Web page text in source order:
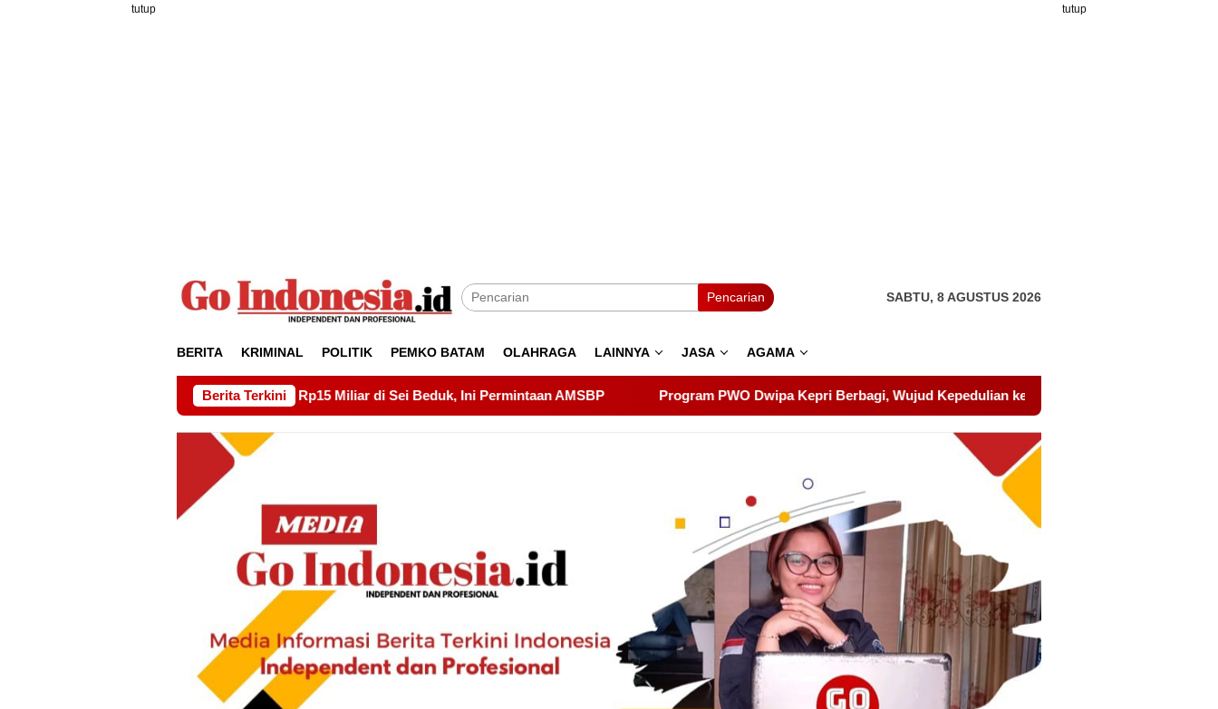
tutup tutup
Pencarian SABTU, 8 AGUSTUS 2026
BERITA KRIMINAL POLITIK PEMKO BATAM OLAHRAGA LAINNYA JASA AGAMA
Berita Terkini
Drainase Rp15 Miliar di Sei Beduk, Ini Permintaan AMSBP Program PWO Dwipa Kepri Berbagi, Wujud Kepedulian kepada Pondok Tahfidz Yatim dan Dhuafa Al-Aqsho Batam